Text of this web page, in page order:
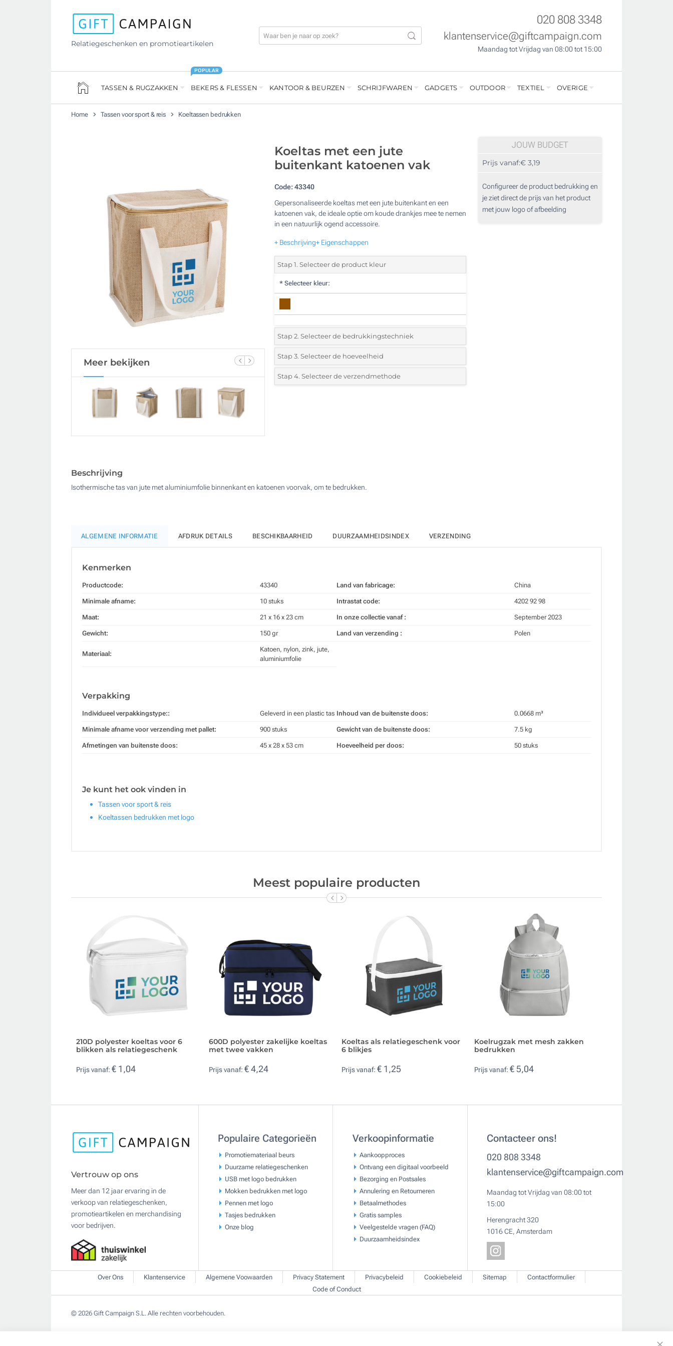
Relatiegeschenken en promotieartikelen
020 808 3348
klantenservice@giftcampaign.com
Maandag tot Vrijdag van 08:00 tot 15:00
TASSEN & RUGZAKKEN BEKERS & FLESSEN
POPULAR
KANTOOR & BEURZEN SCHRIJFWAREN GADGETS OUTDOOR TEXTIEL OVERIGE
Home Tassen voor sport & reis Koeltassen bedrukken
Meer bekijken
Koeltas met een jute
buitenkant katoenen vak
Code:43340
Gepersonaliseerde koeltas met een jute buitenkant en een
katoenen vak, de ideale optie om koude drankjes mee te nemen
in een natuurlijk ogend accessoire.
+ Beschrijving+ Eigenschappen
Stap 1. Selecteer de product kleur
* Selecteer kleur:
Stap 2. Selecteer de bedrukkingstechniek
*Selecteer de bedrukking en kleuren van het logo:
1 Kleur (Op de tas)
Stap 3. Selecteer de hoeveelheid
*Selecteer uit de lijst of voeg het gewenste aantal in
Stap 4. Selecteer de verzendmethode
JOUW BUDGET
Prijs vanaf:€ 3,19
Configureer de product bedrukking en
je ziet direct de prijs van het product
met jouw logo of afbeelding
Beschrijving
Isothermische tas van jute met aluminiumfolie binnenkant en katoenen voorvak, om te bedrukken.
ALGEMENE INFORMATIE AFDRUK DETAILS BESCHIKBAARHEID DUURZAAMHEIDSINDEX VERZENDING
Kenmerken
Productcode: 43340
Minimale afname: 10 stuks
Maat: 21 x 16 x 23 cm
Gewicht: 150 gr
Materiaal:
Katoen, nylon, zink, jute,
aluminiumfolie
Land van fabricage: China
Intrastat code: 4202 92 98
In onze collectie vanaf : September 2023
Land van verzending : Polen
Verpakking
Individueel verpakkingstype:: Geleverd in een plastic tas
Minimale afname voor verzending met pallet: 900 stuks
Afmetingen van buitenste doos: 45 x 28 x 53 cm
Inhoud van de buitenste doos: 0.0668 m³
Gewicht van de buitenste doos: 7.5 kg
Hoeveelheid per doos: 50 stuks
Je kunt het ook vinden in
Tassen voor sport & reis
Koeltassen bedrukken met logo
Meest populaire producten
210D polyester koeltas voor 6
blikken als relatiegeschenk
Prijs vanaf: € 1,04
600D polyester zakelijke koeltas
met twee vakken
Prijs vanaf: € 4,24
Koeltas als relatiegeschenk voor
6 blikjes
Prijs vanaf: € 1,25
Koelrugzak met mesh zakken
bedrukken
Prijs vanaf: € 5,04
Vertrouw op ons
Meer dan 12 jaar ervaring in de
verkoop van relatiegeschenken,
promotieartikelen en merchandising
voor bedrijven.
Populaire Categorieën
Promotiemateriaal beurs
Duurzame relatiegeschenken
USB met logo bedrukken
Mokken bedrukken met logo
Pennen met logo
Tasjes bedrukken
Onze blog
Verkoopinformatie
Aankoopproces
Ontvang een digitaal voorbeeld
Bezorging en Postsales
Annulering en Retourneren
Betaalmethodes
Gratis samples
Veelgestelde vragen (FAQ)
Duurzaamheidsindex
Contacteer ons!
020 808 3348
klantenservice@giftcampaign.com
Maandag tot Vrijdag van 08:00 tot
15:00
Herengracht 320
1016 CE, Amsterdam
Over Ons Klantenservice Algemene Voowaarden Privacy Statement Privacybeleid Cookiebeleid Sitemap
Contactformulier
Code of Conduct
© 2026 Gift Campaign S.L. Alle rechten voorbehouden.